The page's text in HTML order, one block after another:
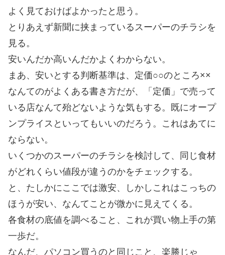
よく見ておけばよかったと思う。
とりあえず新聞に挟まっているスーパーのチラシを
見る。
安いんだか高いんだかよくわからない。
まあ、安いとする判断基準は、定価○○のところ××
なんてのがよくある書き方だが、「定価」で売って
いる店なんて殆どないような気もする。既にオープ
ンプライスといってもいいのだろう。これはあてに
ならない。
いくつかのスーパーのチラシを検討して、同じ食材
がどれくらい値段が違うのかをチェックする。
と、たしかにここでは激安、しかしこれはこっちの
ほうが安い、なんてことが微かに見えてくる。
各食材の底値を調べること、これが買い物上手の第
一歩だ。
なんだ、パソコン買うのと同じこと、楽勝じゃ